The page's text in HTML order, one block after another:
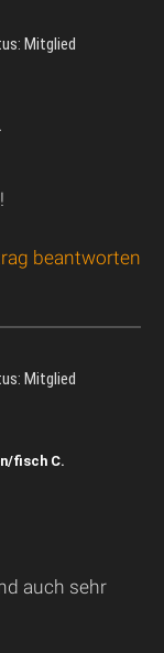
Mitglied
beantworten
Mitglied
fisch C.
auch sehr